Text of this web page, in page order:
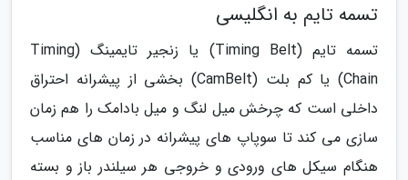
تسمه تایم به انگلیسی
تسمه تایم (Timing Belt) یا زنجیر تایمینگ (Timing
Chain) یا کم بلت (CamBelt) بخشی از پیشرانه احتراق
داخلی است که چرخش میل لنگ و میل بادامک را هم زمان
سازی می کند تا سوپاپ های پیشرانه در زمان های مناسب
هنگام سیکل های ورودی و خروجی هر سیلندر باز و بسته